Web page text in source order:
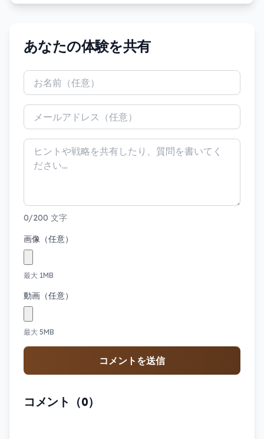
あなたの体験を共有
0/200 文字
画像（任意）
最大 1MB
動画（任意）
最大 5MB
コメントを送信
コメント（0）